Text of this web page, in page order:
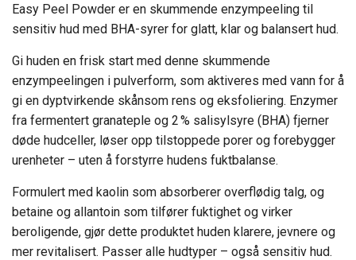
Easy Peel Powder er en skummende enzympeeling til
sensitiv hud med BHA-syrer for glatt, klar og balansert hud.
Gi huden en frisk start med denne skummende
enzympeelingen i pulverform, som aktiveres med vann for å
gi en dyptvirkende skånsom rens og eksfoliering. Enzymer
fra fermentert granateple og 2 % salisylsyre (BHA) fjerner
døde hudceller, løser opp tilstoppede porer og forebygger
urenheter – uten å forstyrre hudens fuktbalanse.
Formulert med kaolin som absorberer overflødig talg, og
betaine og allantoin som tilfører fuktighet og virker
beroligende, gjør dette produktet huden klarere, jevnere og
mer revitalisert. Passer alle hudtyper – også sensitiv hud.